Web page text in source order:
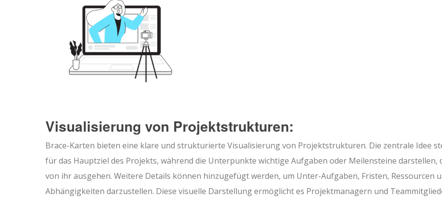
Visualisierung von Projektstrukturen:
Brace-Karten bieten eine klare und strukturierte Visualisierung von Projektstrukturen. Die zentrale Idee
für das Hauptziel des Projekts, während die Unterpunkte wichtige Aufgaben oder Meilensteine darstellen,
von ihr ausgehen. Weitere Details können hinzugefügt werden, um Unter-Aufgaben, Fristen, Ressourcen
Abhängigkeiten darzustellen. Diese visuelle Darstellung ermöglicht es Projektmanagern und